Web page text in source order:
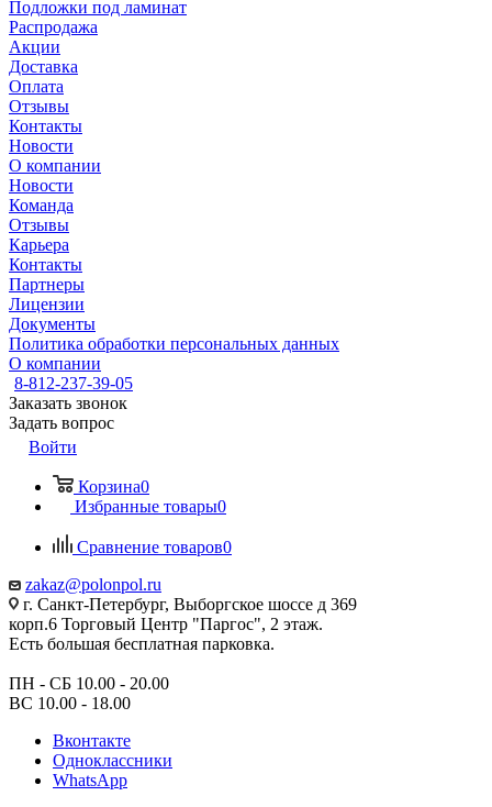
Подложки под ламинат
Распродажа
Акции
Доставка
Оплата
Отзывы
Контакты
Новости
О компании
Новости
Команда
Отзывы
Карьера
Контакты
Партнеры
Лицензии
Документы
Политика обработки персональных данных
О компании
8-812-237-39-05
Заказать звонок
Задать вопрос
Войти
Корзина0
Избранные товары0
Сравнение товаров0
zakaz@polonpol.ru
г. Санкт-Петербург, Выборгское шоссе д 369
корп.6 Торговый Центр "Паргос", 2 этаж.
Есть большая бесплатная парковка.
ПН - СБ 10.00 - 20.00
ВС 10.00 - 18.00
Вконтакте
Одноклассники
WhatsApp